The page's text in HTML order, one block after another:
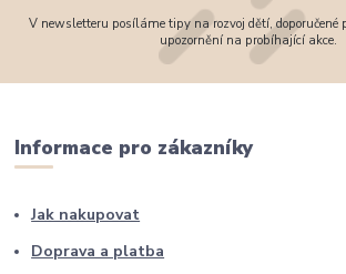
V newsletteru posíláme tipy na rozvoj dětí, doporučené
upozornění na probíhající akce.
Informace pro zákazníky
Jak nakupovat
Doprava a platba